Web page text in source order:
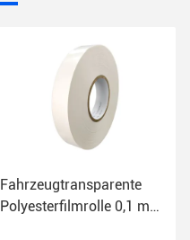
Fahrzeugtransparente
Polyesterfilmrolle 0,1 mm